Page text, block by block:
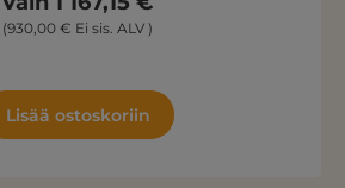
(930,00 € Ei sis. ALV )
Lisää ostoskoriin